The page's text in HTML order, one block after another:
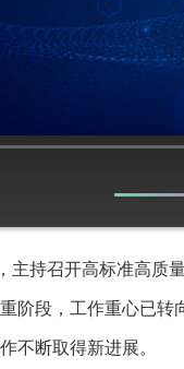
持召开高标准高质
阶段，工作重心已转
不断取得新进展。